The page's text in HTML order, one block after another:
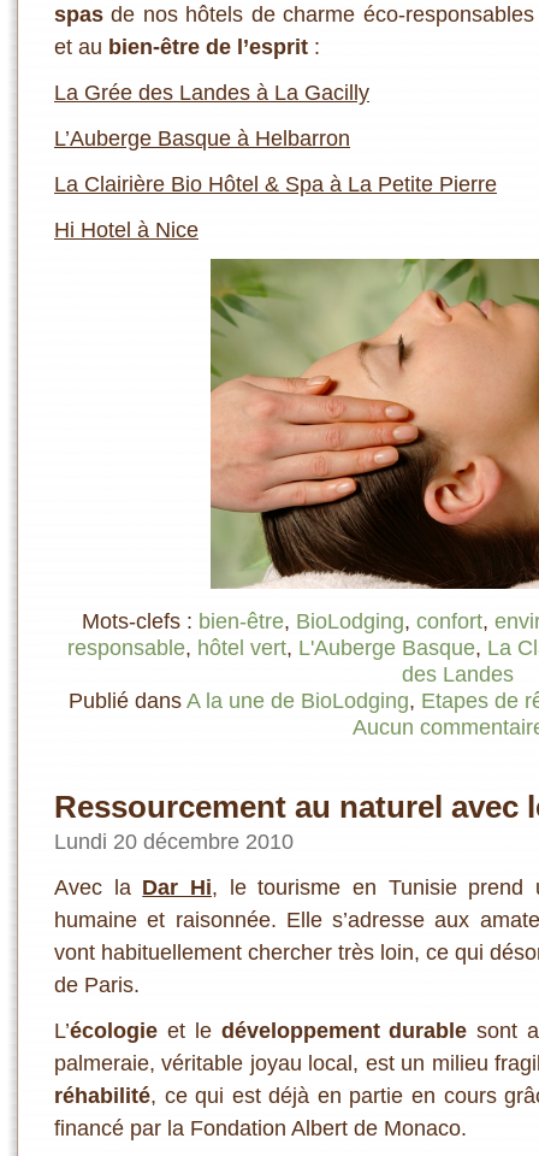
spas de nos hôtels de charme éco-
et au bien-être de l’esprit :
La Grée des Landes à La Gacilly
L’Auberge Basque à Helbarron
La Clairière Bio Hôtel & Spa à La Petite Pierre
Hi Hotel à Nice
Mots-clefs : bien-être, BioLodging, confort,
responsable, hôtel vert, L'Auberge Basque, La
des Landes
Publié dansA la une de BioLodging, Etapes de
Aucun
Ressourcement au naturel avec
Lundi 20 décembre 2010
Avec la Dar Hi, le tourisme en Tunisie prend
humaine et raisonnée. Elle s’adresse aux
vont habituellement chercher très loin, ce qui
de Paris.
L’écologie et le développement durable sont
palmeraie, véritable joyau local, est un milieu
réhabilité, ce qui est déjà en partie en cours
financé par la Fondation Albert de Monaco.